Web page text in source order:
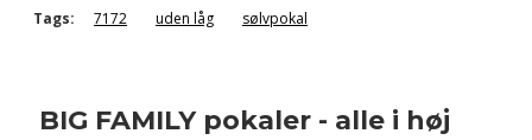
Tags: 7172 uden låg sølvpokal
BIG FAMILY pokaler - alle i høj